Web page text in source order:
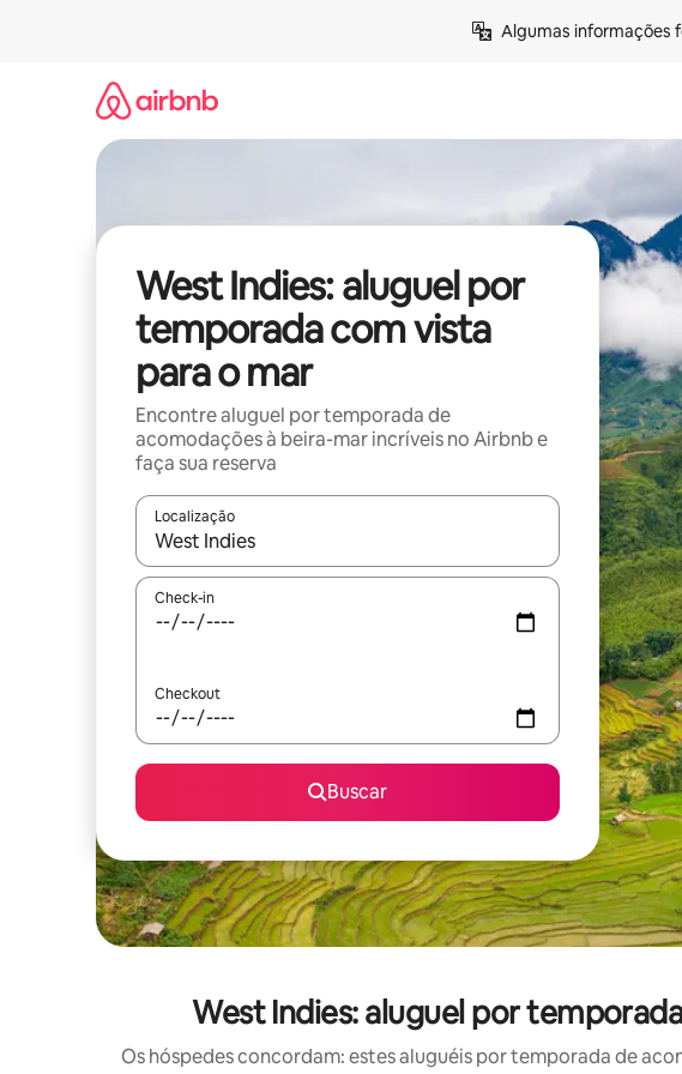
Algumas informações
West Indies: aluguel por
temporada com vista
para o mar
Encontre aluguel por temporada de
acomodações à beira-mar incríveis no Airbnb e
faça sua reserva
Localização
Quando os resultados estiverem disponíveis, explore-os usando as
Check-in
Checkout
Buscar
West Indies: aluguel por
Os hóspedes concordam: estes aluguéis por temporada de